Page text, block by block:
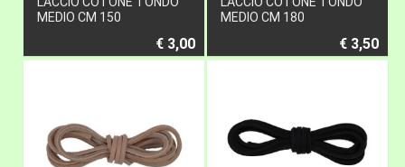
MEDIO CM 150
€ 3,00
MEDIO CM 180
€ 3,50